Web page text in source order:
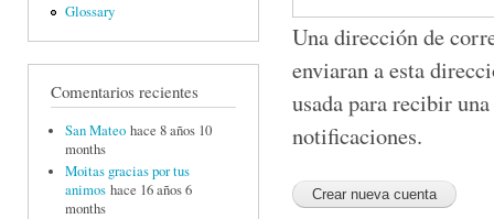
Glossary
Comentarios recientes
San Mateo hace 8 años 10
months
Moitas gracias por tus
animos hace 16 años 6
months
Una dirección de
enviaran a esta
usada para recibir
notificaciones.